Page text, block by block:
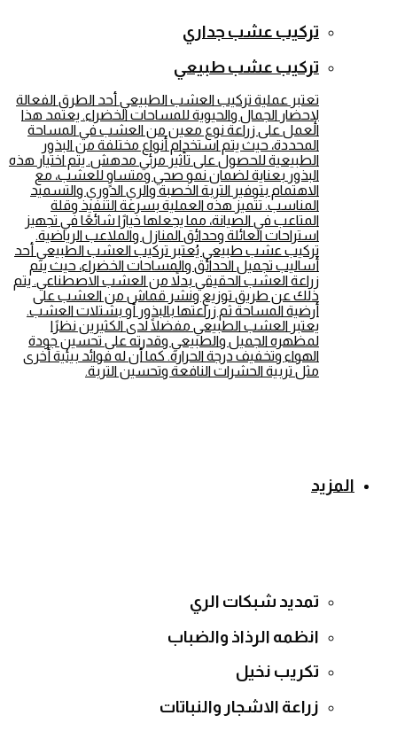
تركيب عشب جداري
تركيب عشب طبيعي
تعتبر عملية تركيب العشب الطبيعي أحد الطرق الفعالة
لإحضار الجمال والحيوية للمساحات الخضراء. يعتمد هذا
العمل على زراعة نوع معين من العشب في المساحة
المحددة، حيث يتم استخدام أنواع مختلفة من البذور
الطبيعية للحصول على تأثير مرئي مدهش. يتم اختيار هذه
البذور بعناية لضمان نمو صحي ومتساوٍ للعشب، مع
الاهتمام بتوفير التربة الخصبة والري الدوري والتسميد
المناسب. تتميز هذه العملية بسرعة التنفيذ وقلة
المتاعب في الصيانة، مما يجعلها خيارًا شائعًا في تجهيز
استراحات العائلة وحدائق المنازل والملاعب الرياضية.
تركيب عشب طبيعي يُعتبر تركيب العشب الطبيعي أحد
أساليب تجميل الحدائق والمساحات الخضراء، حيث يتم
زراعة العشب الحقيقي بدلاً من العشب الاصطناعي. يتم
ذلك عن طريق توزيع ونشر قماش من العشب على
أرضية المساحة ثم زراعتها بالبذور أو بشتلات العشب.
يعتبر العشب الطبيعي مفضلًا لدى الكثيرين نظرًا
لمظهره الجميل والطبيعي وقدرته على تحسين جودة
الهواء وتخفيف درجة الحرارة. كما أن له فوائد بيئية أخرى
مثل تربية الحشرات النافعة وتحسين التربة.
المزيد
تمديد شبكات الري
انظمه الرذاذ والضباب
تكريب نخيل
زراعة الاشجار والنباتات